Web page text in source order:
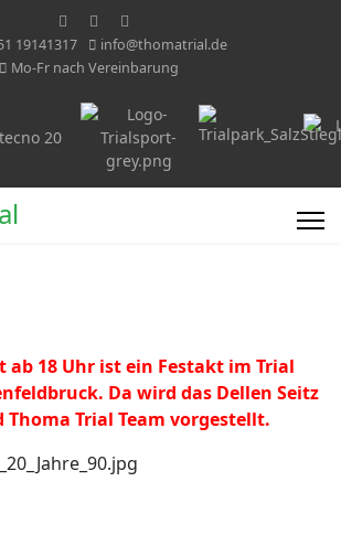
19141317
info@thomatrial.de
Mo-Fr nach Vereinbarung
ab 18 Uhr ist ein Festakt im Trial
Da wird das Dellen Seitz
Thoma Trial Team vorgestellt.